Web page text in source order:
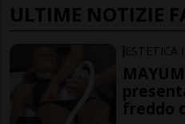
ULTIME NOTIZIE
ESTETICA
freddo